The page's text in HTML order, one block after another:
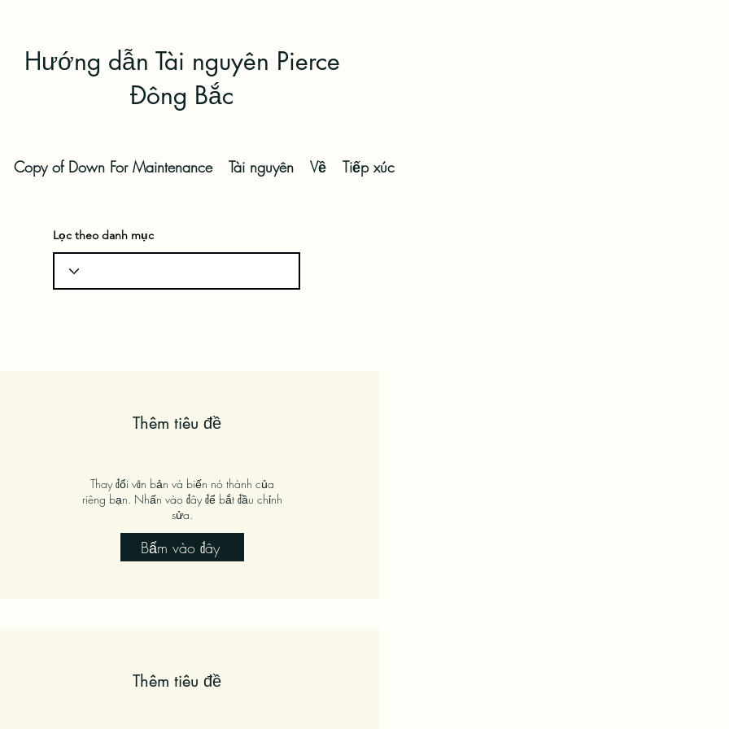
Hướng dẫn Tài nguyên Pierce
Đông Bắc
Copy of Down For Maintenance Tài nguyên Về Tiếp xúc
Lọc theo danh mục
Thêm tiêu đề
Thay đổi văn bản và biến nó thành của
riêng bạn. Nhấn vào đây để bắt đầu chỉnh
sửa.
Bấm vào đây
Thêm tiêu đề